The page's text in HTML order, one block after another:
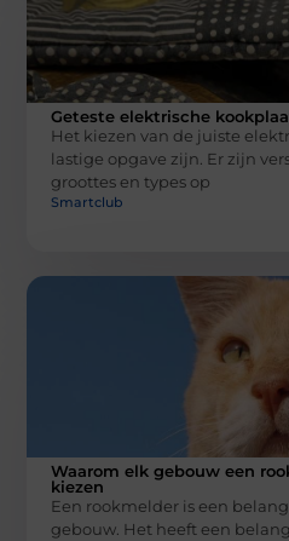
Geteste elektrische
Het kiezen van de juiste
lastige opgave zijn. Er zijn
groottes en types op
Smartclub
Waarom elk gebouw een
kiezen
Een rookmelder is een
gebouw. Het heeft een